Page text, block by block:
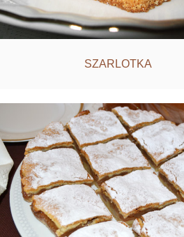
SZARLOTKA